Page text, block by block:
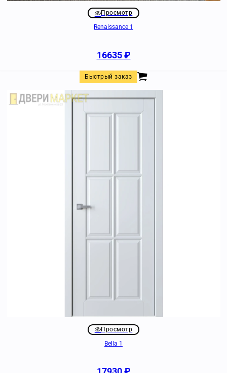
Просмотр
Renaissance 1
16635₽
Быстрый заказ
Просмотр
Bella 1